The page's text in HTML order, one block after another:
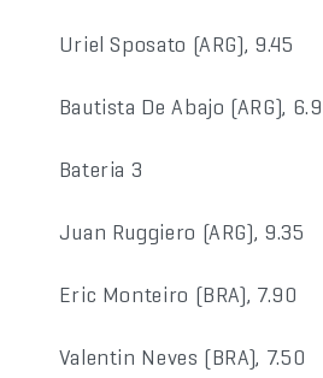
Uriel Sposato (ARG), 9.45
Bautista De Abajo (ARG),
Bateria 3
Juan Ruggiero (ARG), 9.35
Eric Monteiro (BRA), 7.90
Valentin Neves (BRA), 7.50